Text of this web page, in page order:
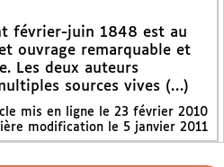
février-juin 1848 est au
ouvrage remarquable et
Les deux auteurs
sources vives (…)
mis en ligne le 23 février 2010
modification le 5 janvier 2011